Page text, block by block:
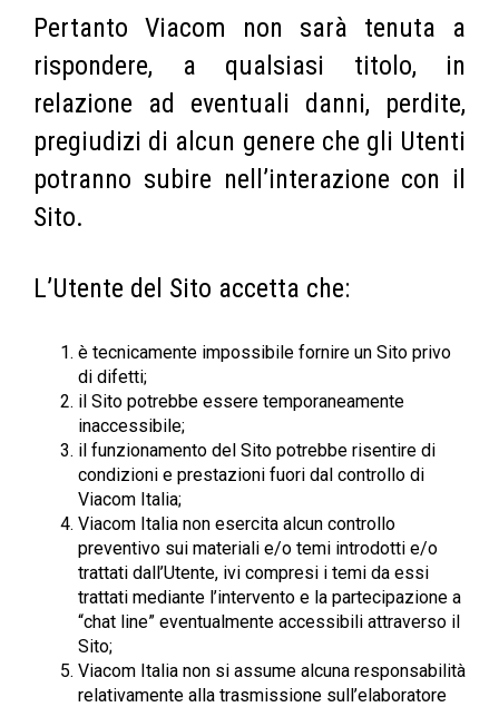
Pertanto Viacom non sarà tenuta a
rispondere, a qualsiasi titolo, in
relazione ad eventuali danni, perdite,
pregiudizi di alcun genere che gli Utenti
potranno subire nell’interazione con il
Sito.
L’Utente del Sito accetta che:
è tecnicamente impossibile fornire un Sito privo
di difetti;
il Sito potrebbe essere temporaneamente
inaccessibile;
il funzionamento del Sito potrebbe risentire di
condizioni e prestazioni fuori dal controllo di
Viacom Italia;
Viacom Italia non esercita alcun controllo
preventivo sui materiali e/o temi introdotti e/o
trattati dall’Utente, ivi compresi i temi da essi
trattati mediante l’intervento e la partecipazione a
“chat line” eventualmente accessibili attraverso il
Sito;
Viacom Italia non si assume alcuna responsabilità
relativamente alla trasmissione sull’elaboratore